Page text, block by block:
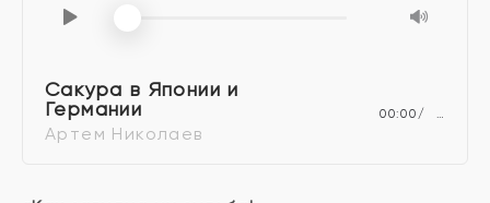
Сакура в Японии и
Германии
Артем Николаев
00:00 …